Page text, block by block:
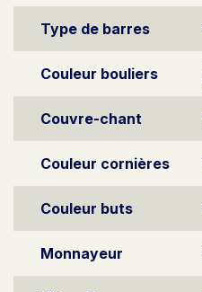
Type de barres
Couleur bouliers
Couvre-chant
Couleur cornières
Couleur buts
Monnayeur